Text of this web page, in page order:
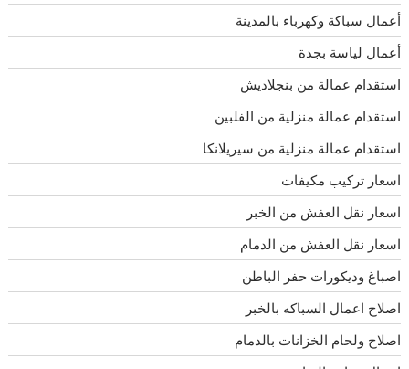
أعمال سباكة وكهرباء بالمدينة
أعمال لياسة بجدة
استقدام عمالة من بنجلاديش
استقدام عمالة منزلية من الفلبين
استقدام عمالة منزلية من سيريلانكا
اسعار تركيب مكيفات
اسعار نقل العفش من الخبر
اسعار نقل العفش من الدمام
اصباغ وديكورات حفر الباطن
اصلاح اعمال السباكه بالخبر
اصلاح ولحام الخزانات بالدمام